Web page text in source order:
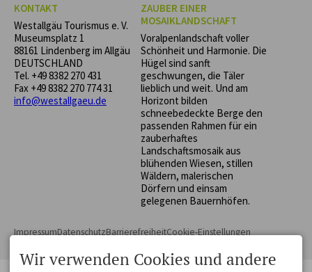
KONTAKT
Westallgäu Tourismus e. V.
Museumsplatz 1
88161 Lindenberg im Allgäu
DEUTSCHLAND
Tel. +49 8382 270 431
Fax +49 8382 270 774 31
info@westallgaeu.de
ZAUBER EINER
MOSAIKLANDSCHAFT
Voralpenlandschaft voller
Schönheit und Harmonie. Die
Hügel sind sanft
geschwungen, die Täler
lieblich und weit. Und am
Horizont bilden
schneebedeckte Berge den
passenden Rahmen für ein
zauberhaftes
Landschaftsmosaik aus
blühenden Wiesen, stillen
Wäldern, malerischen
Dörfern und einsam
gelegenen Bauernhöfen.
ImpressumDatenschutzBarrierefreiheitCookie-Einstellungen
Wir verwenden Cookies und andere